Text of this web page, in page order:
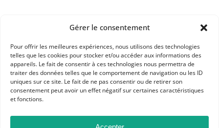
Gérer le consentement
Pour offrir les meilleures expériences, nous utilisons des technologies
telles que les cookies pour stocker et/ou accéder aux informations des
appareils. Le fait de consentir à ces technologies nous permettra de
traiter des données telles que le comportement de navigation ou les ID
uniques sur ce site. Le fait de ne pas consentir ou de retirer son
consentement peut avoir un effet négatif sur certaines caractéristiques
et fonctions.
APHG
Association des professeurs d'histoire et géographie
BP 6541 – 75065 Paris Cedex 02